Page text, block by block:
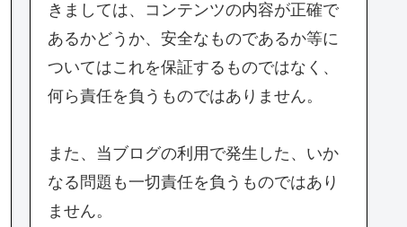
きましては、コンテンツの内容が正確で
あるかどうか、安全なものであるか等に
ついてはこれを保証するものではなく、
何ら責任を負うものではありません。
また、当ブログの利用で発生した、いか
なる問題も一切責任を負うものではあり
ません。